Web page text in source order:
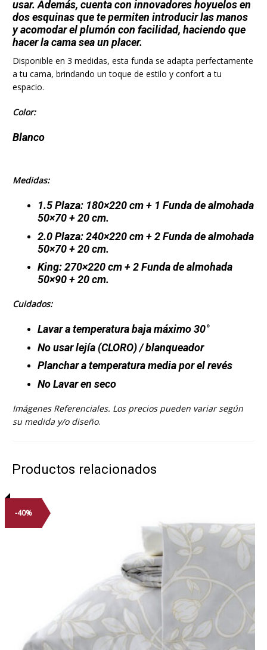
usar. Además, cuenta con innovadores hoyuelos en
dos esquinas que te permiten introducir las manos
y acomodar el plumón con facilidad, haciendo que
hacer la cama sea un placer.
Disponible en 3 medidas, esta funda se adapta perfectamente
a tu cama, brindando un toque de estilo y confort a tu
espacio.
Color:
Blanco
Medidas:
1.5 Plaza: 180×220 cm + 1 Funda de almohada
50×70 + 20 cm.
2.0 Plaza: 240×220 cm + 2 Funda de almohada
50×70 + 20 cm.
King: 270×220 cm + 2 Funda de almohada
50×90 + 20 cm.
Cuidados:
Lavar a temperatura baja máximo 30°
No usar lejía (CLORO)/ blanqueador
Planchar a temperatura media por el revés
No Lavar en seco
Imágenes Referenciales. Los precios pueden variar según
su medida y/o diseño.
Productos relacionados
-40%